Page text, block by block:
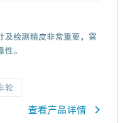
及检测精度非常重要，需
。
轮
查看产品详情